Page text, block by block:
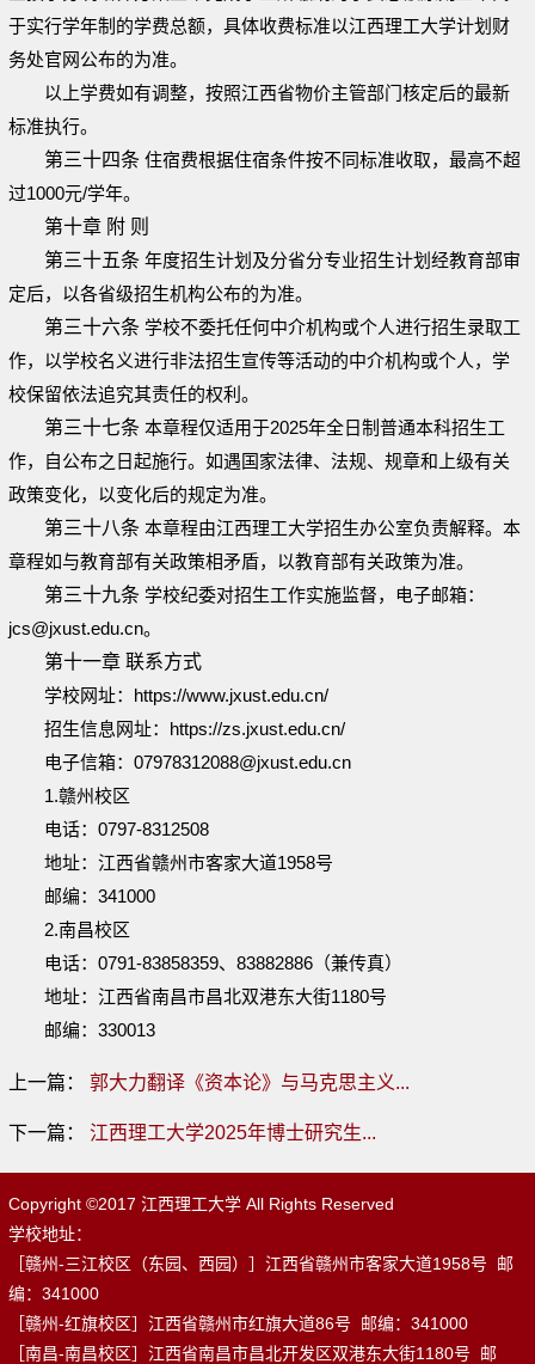
于实行学年制的学费总额，具体收费标准以江西理工大学计划财
务处官网公布的为准。
以上学费如有调整，按照江西省物价主管部门核定后的最新
标准执行。
第三十四条 住宿费根据住宿条件按不同标准收取，最高不超
过1000元/学年。
第十章 附 则
第三十五条 年度招生计划及分省分专业招生计划经教育部审
定后，以各省级招生机构公布的为准。
第三十六条 学校不委托任何中介机构或个人进行招生录取工
作，以学校名义进行非法招生宣传等活动的中介机构或个人，学
校保留依法追究其责任的权利。
第三十七条 本章程仅适用于2025年全日制普通本科招生工
作，自公布之日起施行。如遇国家法律、法规、规章和上级有关
政策变化，以变化后的规定为准。
第三十八条 本章程由江西理工大学招生办公室负责解释。本
章程如与教育部有关政策相矛盾，以教育部有关政策为准。
第三十九条 学校纪委对招生工作实施监督，电子邮箱：
jcs@jxust.edu.cn。
第十一章 联系方式
学校网址：https://www.jxust.edu.cn/
招生信息网址：https://zs.jxust.edu.cn/
电子信箱：07978312088@jxust.edu.cn
1.赣州校区
电话：0797-8312508
地址：江西省赣州市客家大道1958号
邮编：341000
2.南昌校区
电话：0791-83858359、83882886（兼传真）
地址：江西省南昌市昌北双港东大街1180号
邮编：330013
上一篇： 郭大力翻译《资本论》与马克思主义...
下一篇： 江西理工大学2025年博士研究生...
Copyright ©2017 江西理工大学 All Rights Reserved
学校地址：
［赣州-三江校区（东园、西园）］江西省赣州市客家大道1958号 邮
编：341000
［赣州-红旗校区］江西省赣州市红旗大道86号 邮编：341000
［南昌-南昌校区］江西省南昌市昌北开发区双港东大街1180号 邮